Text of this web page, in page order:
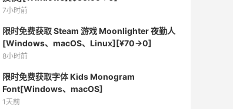
7小时前
限时免费获取 Steam 游戏 Moonlighter 夜勤人
[Windows、macOS、Linux][¥70→0]
8小时前
限时免费获取字体 Kids Monogram
Font[Windows、macOS]
1天前